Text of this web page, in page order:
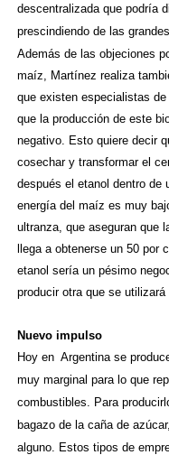
descentralizada que podría
prescindiendo de las
Además de las objeciones
maíz, Martínez realiza
que existen especialistas
que la producción de este
negativo. Esto quiere decir
cosechar y transformar el
después el etanol dentro de
energía del maíz es muy
ultranza, que aseguran que
llega a obtenerse un 50 por
etanol sería un pésimo
producir otra que se utilizará
Nuevo impulso
Hoy en Argentina se
muy marginal para lo que
combustibles. Para
bagazo de la caña de
alguno. Estos tipos de